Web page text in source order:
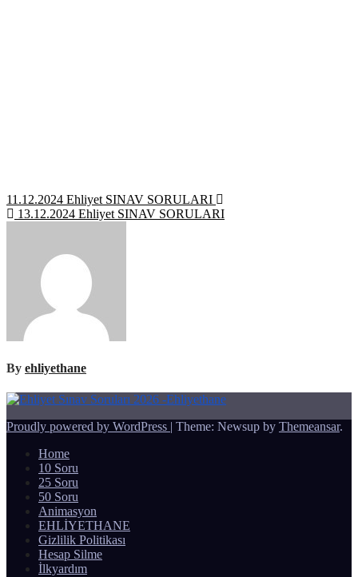
Yazı
gezinmesi
11.12.2024 Ehliyet SINAV SORULARI
13.12.2024 Ehliyet SINAV SORULARI
By ehliyethane
Proudly powered by WordPress | Theme: Newsup by Themeansar.
Home
10 Soru
25 Soru
50 Soru
Animasyon
EHLİYETHANE
Gizlilik Politikası
Hesap Silme
İlkyardım